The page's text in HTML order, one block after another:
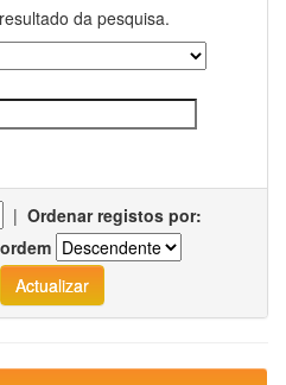
da pesquisa.
| Ordenar registos por: